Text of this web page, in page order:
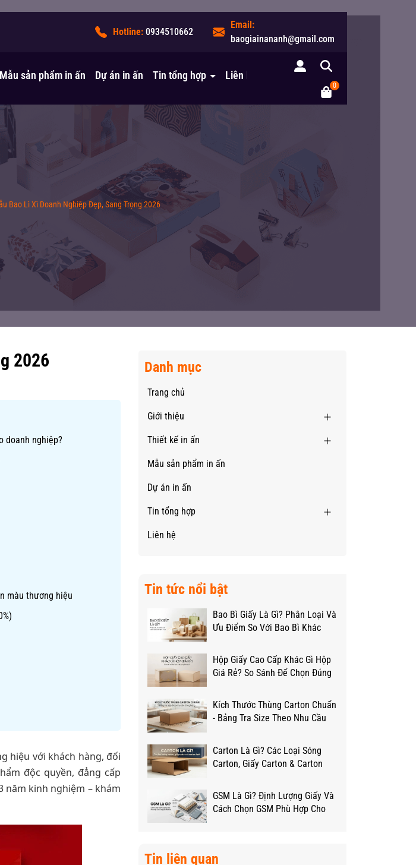
Hotline: 0934510662
Email:
baogiainananh@gmail.com
Mẫu sản phẩm in ấn Dự án in ấn Tin tổng hợp Liên hệ
0
Bao Lì Xì Doanh Nghiệp Đẹp, Sang Trọng 2026
2026
doanh nghiệp?
màu thương hiệu
hiệu với khách hàng, đối
độc quyền, đẳng cấp
năm kinh nghiệm – khám
Danh mục
Trang chủ
Giới thiệu
Thiết kế in ấn
Mẫu sản phẩm in ấn
Dự án in ấn
Tin tổng hợp
Liên hệ
Tin tức nổi bật
Bao Bì Giấy Là Gì? Phân Loại Và
Ưu Điểm So Với Bao Bì Khác
Hộp Giấy Cao Cấp Khác Gì Hộp
Giá Rẻ? So Sánh Để Chọn Đúng
Kích Thước Thùng Carton Chuẩn
- Bảng Tra Size Theo Nhu Cầu
Carton Là Gì? Các Loại Sóng
Carton, Giấy Carton & Carton
GSM Là Gì? Định Lượng Giấy Và
Cách Chọn GSM Phù Hợp Cho
Tin liên quan